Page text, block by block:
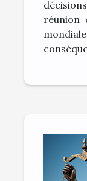
réunion